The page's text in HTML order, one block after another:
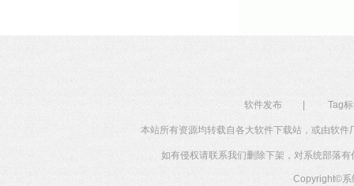
软件发布 Tag
本站所有资源均转载自各大软件下载站，或由软
如有侵权请联系我们删除下架，对系统部落
Copyright©系